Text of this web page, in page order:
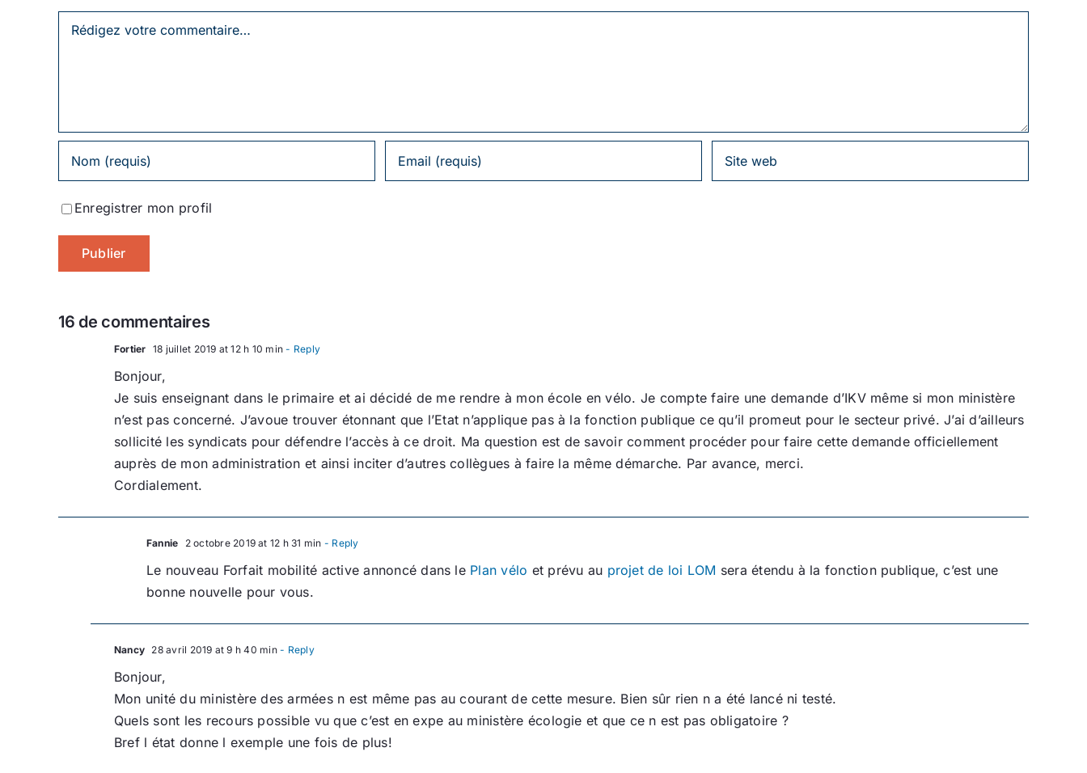
16 de commentaires
Fortier 18 juillet 2019 at 12 h 10 min - Reply
Bonjour,
Je suis enseignant dans le primaire et ai décidé de me rendre à mon école en vélo. Je compte faire une demande d’IKV même si mon ministère
n’est pas concerné. J’avoue trouver étonnant que l’Etat n’applique pas à la fonction publique ce qu’il promeut pour le secteur privé. J’ai d’ailleurs
sollicité les syndicats pour défendre l’accès à ce droit. Ma question est de savoir comment procéder pour faire cette demande officiellement
auprès de mon administration et ainsi inciter d’autres collègues à faire la même démarche. Par avance, merci.
Cordialement.
Fannie 2 octobre 2019 at 12 h 31 min - Reply
Le nouveau Forfait mobilité active annoncé dans le Plan vélo et prévu au projet de loi LOM sera étendu à la fonction publique, c’est une
bonne nouvelle pour vous.
Nancy 28 avril 2019 at 9 h 40 min- Reply
Bonjour,
Mon unité du ministère des armées n est même pas au courant de cette mesure. Bien sûr rien n a été lancé ni testé.
Quels sont les recours possible vu que c’est en expe au ministère écologie et que ce n est pas obligatoire ?
Bref l état donne l exemple une fois de plus!
Laissez
Enregistrer mon profil